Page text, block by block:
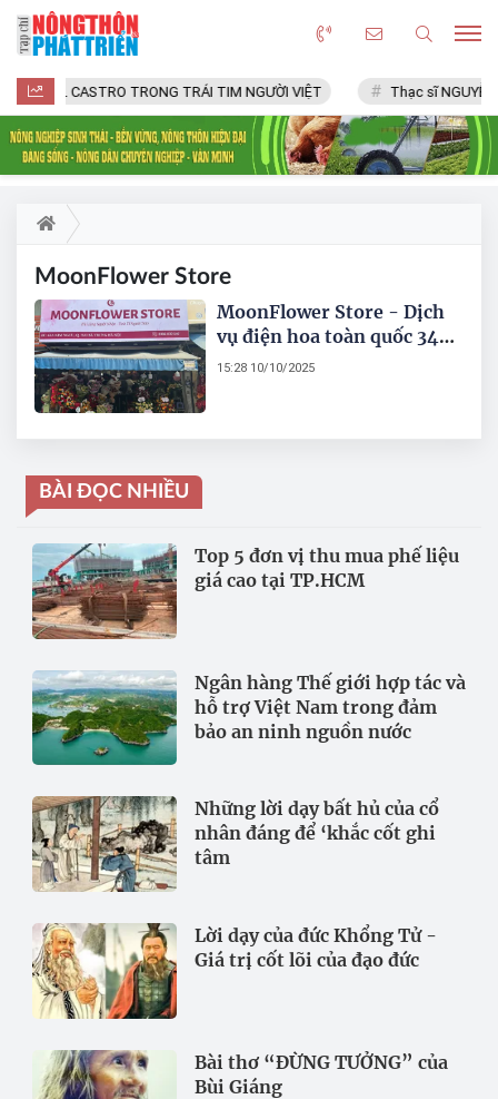
FIDEL CASTRO TRONG TRÁI TIM NGƯỜI VIỆT Thạc sĩ NGUYỄN
MoonFlower Store
MoonFlower Store - Dịch
vụ điện hoa toàn quốc 34
tỉnh thành Việt Nam
15:28 10/10/2025
BÀI ĐỌC NHIỀU
Top 5 đơn vị thu mua phế liệu
giá cao tại TP.HCM
Ngân hàng Thế giới hợp tác và
hỗ trợ Việt Nam trong đảm
bảo an ninh nguồn nước
Những lời dạy bất hủ của cổ
nhân đáng để ‘khắc cốt ghi
tâm
Lời dạy của đức Khổng Tử -
Giá trị cốt lõi của đạo đức
Bài thơ “ĐỪNG TƯỞNG” của
Bùi Giáng